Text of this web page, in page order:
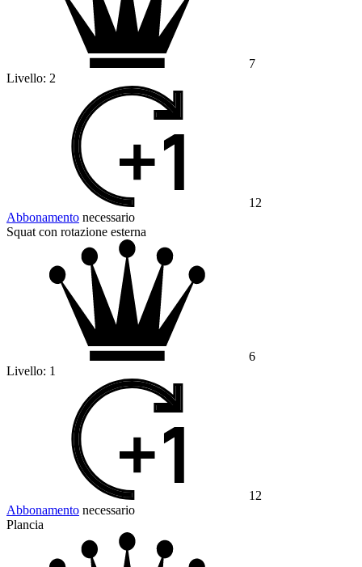
7
Livello: 2
12
Abbonamento necessario
Squat con rotazione esterna
6
Livello: 1
12
Abbonamento necessario
Plancia